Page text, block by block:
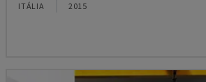
ITÁLIA 2015